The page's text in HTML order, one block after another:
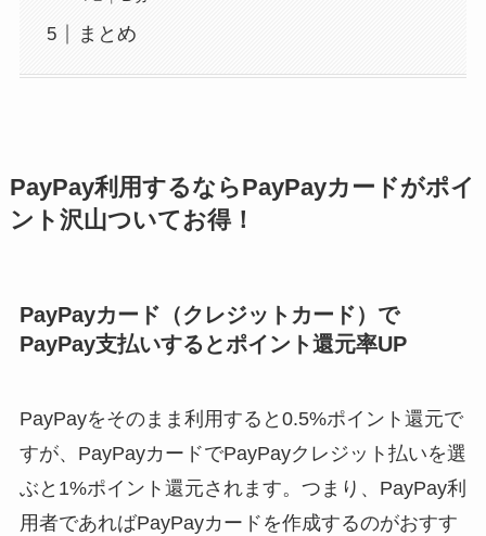
まとめ
PayPay利用するならPayPayカードがポイ
ント沢山ついてお得！
PayPayカード（クレジットカード）で
PayPay支払いするとポイント還元率UP
PayPayをそのまま利用すると0.5%ポイント還元で
すが、PayPayカードでPayPayクレジット払いを選
ぶと1%ポイント還元されます。つまり、PayPay利
用者であればPayPayカードを作成するのがおすす